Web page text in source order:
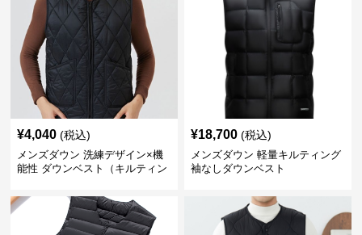
¥4,040 (税込)
メンズダウン 洗練デザイン×機
能性 ダウンベスト（キルティン
¥18,700 (税込)
メンズダウン 軽量キルティング
袖なしダウンベスト